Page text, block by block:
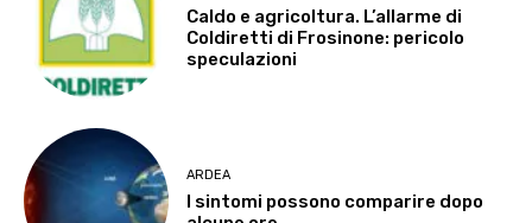
Caldo e agricoltura. L’allarme di
Coldiretti di Frosinone: pericolo
speculazioni
ARDEA
I sintomi possono comparire dopo